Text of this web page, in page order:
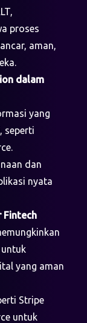
proses
aman,
dalam
yang
seperti
dan
nyata
Fintech
yang aman
Stripe
untuk